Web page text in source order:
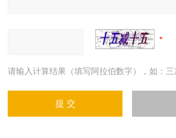
请输入计算结果（填写阿拉伯数字），如：三